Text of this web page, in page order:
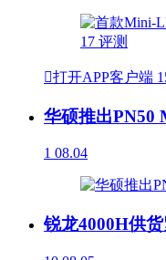
打开APP客户端
华硕推出PN50
1 08.04
锐龙4000H供